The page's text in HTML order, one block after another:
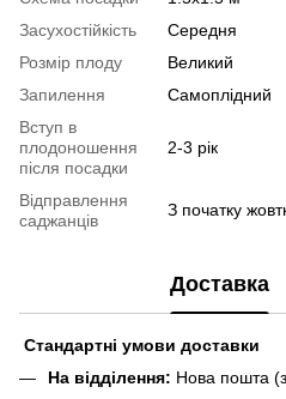
Засухостійкість
Середня
Розмір плоду
Великий
Запилення
Самоплідний
Вступ в
плодоношення
після посадки
2-3 рік
Відправлення
саджанців
З початку
Доставка
Стандартні умови доставки
На відділення: Нова пошта